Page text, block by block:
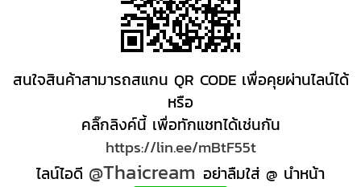
สนใจสินค้าสามารถสแกน QR CODE เพื่อคุยผ่านไลน์ได้
หรือ
คลิ๊กลิงค์นี้ เพื่อทักแชทได้เช่นกัน
https://lin.ee/mBtF55t
ไลน์ไอดี @Thaicream อย่าลืมใส่ @ นำหน้า